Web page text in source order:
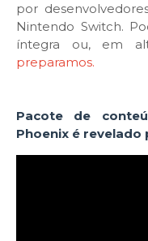
por
Nintendo Switch.
íntegra ou, em
preparamos.
Pacote de
Phoenix é revelado